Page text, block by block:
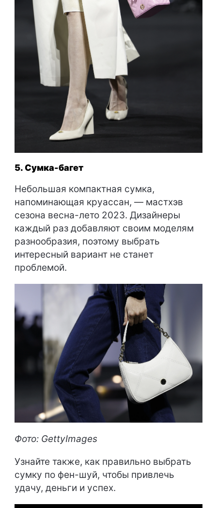
5. Сумка-багет
Небольшая компактная сумка,
напоминающая круассан, — мастхэв
сезона весна-лето 2023. Дизайнеры
каждый раз добавляют своим моделям
разнообразия, поэтому выбрать
интересный вариант не станет
проблемой.
Фото: GettyImages
Узнайте также, как правильно выбрать
сумку по фен-шуй, чтобы привлечь
удачу, деньги и успех.